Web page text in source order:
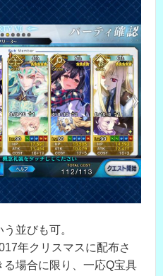
並びも可。
年クリスマスに配布さ
る場合に限り、一応Q宝具